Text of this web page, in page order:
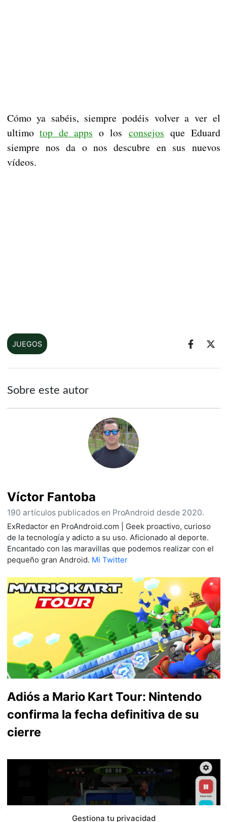
Gestiona tu privacidad
Cómo ya sabéis, siempre podéis volver a ver el
ultimotop de apps o losconsejos que Eduard
siempre nos da o nos descubre en sus nuevos
vídeos.
JUEGOS
Sobre este autor
Víctor Fantoba
190 artículos publicados en ProAndroid desde 2020.
ExRedactor en ProAndroid.com | Geek proactivo, curioso
de la tecnología y adicto a su uso. Aficionado al deporte.
Encantado con las maravillas que podemos realizar con el
pequeño gran Android. Mi Twitter
Adiós a Mario Kart Tour: Nintendo
confirma la fecha definitiva de su
cierre